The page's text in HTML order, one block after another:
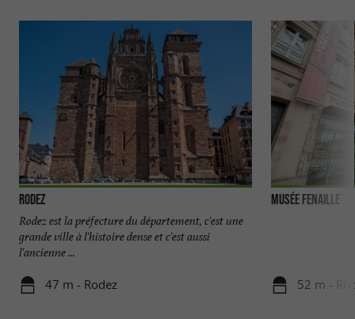
Rodez
Rodez est la préfecture du département, c'est une
grande ville à l'histoire dense et c'est aussi
l'ancienne ...
47 m - Rodez
Musée Fenaille
52 m -